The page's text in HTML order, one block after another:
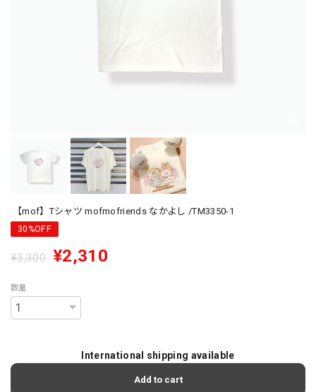
【mof】Tシャツ mofmofriends なかよし /TM3350-1
30%OFF
¥3,300 ¥2,310
数量
International shipping available
Add to cart